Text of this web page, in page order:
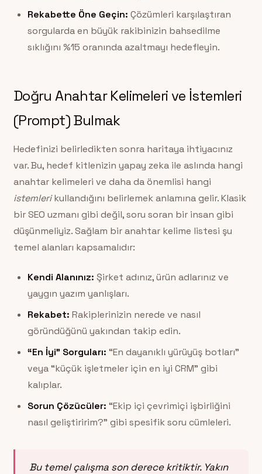
Rekabette Öne Geçin: Çözümleri karşılaştıran
sorgularda en büyük rakibinizin bahsedilme
sıklığını %15 oranında azaltmayı hedefleyin.
Doğru Anahtar Kelimeleri ve İstemleri
(Prompt) Bulmak
Hedefinizi belirledikten sonra haritaya ihtiyacınız
var. Bu, hedef kitlenizin yapay zeka ile aslında hangi
anahtar kelimeleri ve daha da önemlisi hangi
istemlerikullandığını belirlemek anlamına gelir. Klasik
bir SEO uzmanı gibi değil, soru soran bir insan gibi
düşünmeliyiz. Sağlam bir anahtar kelime listesi şu
temel alanları kapsamalıdır:
Kendi Alanınız: Şirket adınız, ürün adlarınız ve
yaygın yazım yanlışları.
Rekabet: Rakiplerinizin nerede ve nasıl
göründüğünü yakından takip edin.
“En İyi” Sorguları: “En dayanıklı yürüyüş botları”
veya “küçük işletmeler için en iyi CRM” gibi
kalıplar.
Sorun Çözücüler: “Ekip içi çevrimiçi işbirliğini
nasıl geliştiririm?” gibi spesifik soru cümleleri.
Bu temel çalışma son derece kritiktir. Yakın